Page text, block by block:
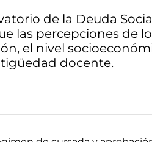
de la Deuda
las percepciones de
el nivel
docente.